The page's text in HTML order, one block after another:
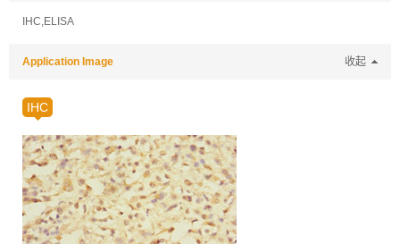
IHC,ELISA
Application Image 收起
IHC